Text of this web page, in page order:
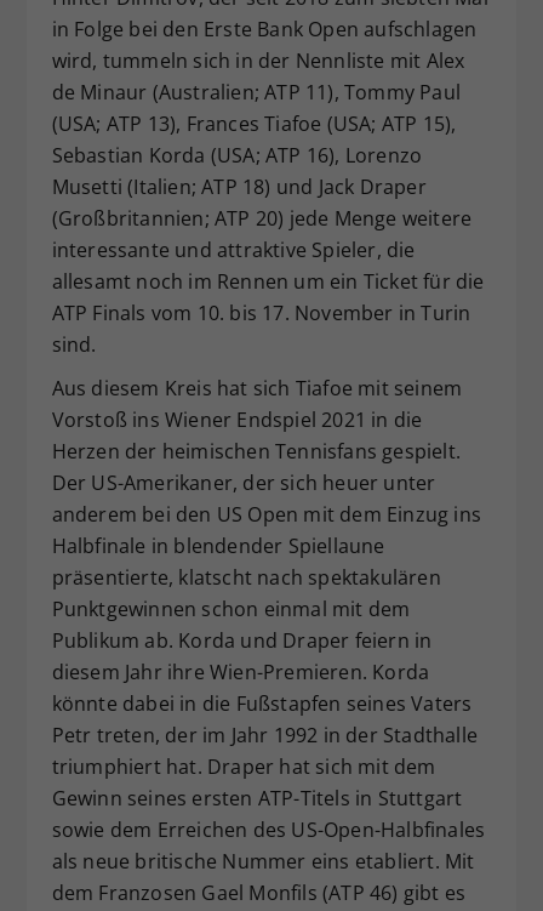
in Folge bei den Erste Bank Open aufschlagen
wird, tummeln sich in der Nennliste mit Alex
de Minaur (Australien; ATP 11), Tommy Paul
(USA; ATP 13), Frances Tiafoe (USA; ATP 15),
Sebastian Korda (USA; ATP 16), Lorenzo
Musetti (Italien; ATP 18) und Jack Draper
(Großbritannien; ATP 20) jede Menge weitere
interessante und attraktive Spieler, die
allesamt noch im Rennen um ein Ticket für die
ATP Finals vom 10. bis 17. November in Turin
sind.
Aus diesem Kreis hat sich Tiafoe mit seinem
Vorstoß ins Wiener Endspiel 2021 in die
Herzen der heimischen Tennisfans gespielt.
Der US-Amerikaner, der sich heuer unter
anderem bei den US Open mit dem Einzug ins
Halbfinale in blendender Spiellaune
präsentierte, klatscht nach spektakulären
Punktgewinnen schon einmal mit dem
Publikum ab. Korda und Draper feiern in
diesem Jahr ihre Wien-Premieren. Korda
könnte dabei in die Fußstapfen seines Vaters
Petr treten, der im Jahr 1992 in der Stadthalle
triumphiert hat. Draper hat sich mit dem
Gewinn seines ersten ATP-Titels in Stuttgart
sowie dem Erreichen des US-Open-Halbfinales
als neue britische Nummer eins etabliert. Mit
dem Franzosen Gael Monfils (ATP 46) gibt es